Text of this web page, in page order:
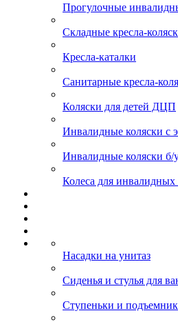
Прогулочные
Складные кресла-
Кресла-каталки
Санитарные кресла-
Коляски для детей ДЦП
Инвалидные коляски с
Инвалидные коляски б/
Колеса для инвалидных
Насадки на унитаз
Сиденья и стулья для
Ступеньки и